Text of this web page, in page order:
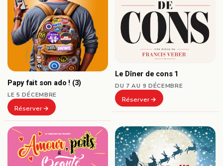
Papy fait son ado ! (3)
LE 5 DÉCEMBRE
Réserver
Le Dîner de cons 1
DU 7 AU 9 DÉCEMBRE
Réserver